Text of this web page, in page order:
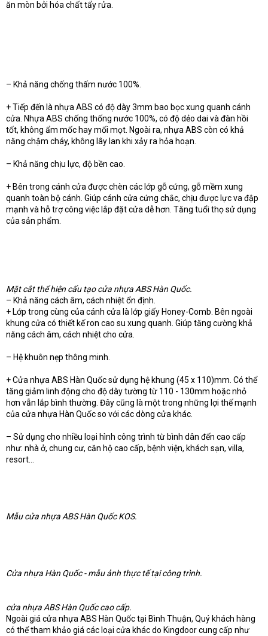
ăn mòn bởi hóa chất tẩy rửa.
– Khả năng chống thấm nước 100%.
+ Tiếp đến là nhựa ABS có độ dày 3mm bao bọc xung quanh cánh
cửa. Nhựa ABS chống thống nước 100%, có độ dẻo dai và đàn hồi
tốt, không ẩm mốc hay mối mọt. Ngoài ra, nhựa ABS còn có khả
năng chậm cháy, không lây lan khi xảy ra hỏa hoạn.
– Khả năng chịu lực, độ bền cao.
+ Bên trong cánh cửa được chèn các lớp gỗ cứng, gỗ mềm xung
quanh toàn bộ cánh. Giúp cánh cửa cứng chắc, chịu được lực va đập
mạnh và hỗ trợ công việc lắp đặt cửa dễ hơn. Tăng tuổi thọ sử dụng
của sản phẩm.
Mặt cắt thể hiện cấu tạo cửa nhựa ABS Hàn Quốc.
– Khả năng cách âm, cách nhiệt ổn định.
+ Lớp trong cùng của cánh cửa là lớp giấy Honey-Comb. Bên ngoài
khung cửa có thiết kế ron cao su xung quanh. Giúp tăng cường khả
năng cách âm, cách nhiệt cho cửa.
– Hệ khuôn nẹp thông minh.
+ Cửa nhựa ABS Hàn Quốc sử dụng hệ khung (45 x 110)mm. Có thể
tăng giảm linh động cho độ dày tường từ 110 - 130mm hoặc nhỏ
hơn vẫn lắp bình thường. Đây cũng là một trong những lợi thế mạnh
của cửa nhựa Hàn Quốc so với các dòng cửa khác.
– Sử dụng cho nhiều loại hình công trình từ bình dân đến cao cấp
như: nhà ở, chung cư, căn hộ cao cấp, bệnh viện, khách sạn, villa,
resort...
Mẫu cửa nhựa ABS Hàn Quốc KOS.
Cửa nhựa Hàn Quốc - mẫu ảnh thực tế tại công trình.
cửa nhựa ABS Hàn Quốc cao cấp.
Ngoài giá cửa nhựa ABS Hàn Quốc tại Bình Thuận, Quý khách hàng
có thể tham khảo giá các loại cửa khác do Kingdoor cung cấp như